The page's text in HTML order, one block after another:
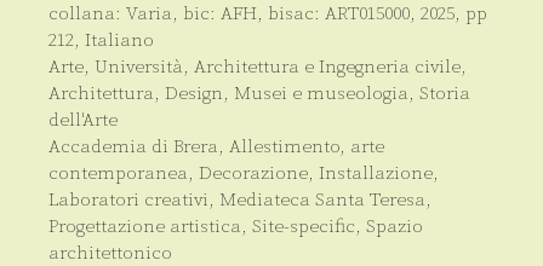
collana: Varia, bic: AFH, bisac: ART015000, 2025, pp
212, Italiano
Arte, Università, Architettura e Ingegneria civile,
Architettura, Design, Musei e museologia, Storia
dell'Arte
Accademia di Brera, Allestimento, arte
contemporanea, Decorazione, Installazione,
Laboratori creativi, Mediateca Santa Teresa,
Progettazione artistica, Site-specific, Spazio
architettonico